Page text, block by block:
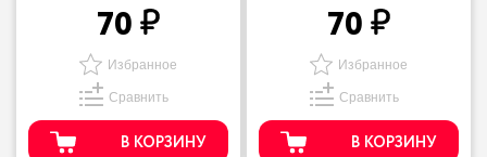
70
Избранное
Сравнить
В КОРЗИНУ
70
Избранное
Сравнить
В КОРЗИНУ